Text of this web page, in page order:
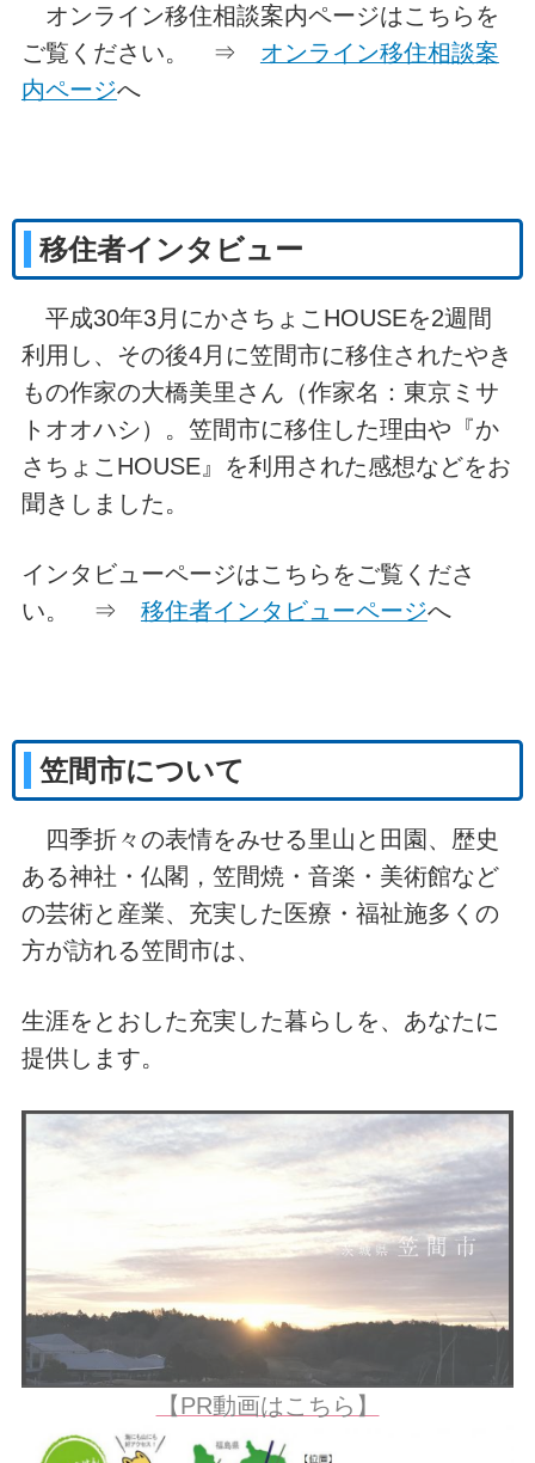
オンライン移住相談案内ページはこちらを
ご覧ください。 ⇒ オンライン移住相談案
内ページへ
移住者インタビュー
平成30年3月にかさちょこHOUSEを2週間
利用し、その後4月に笠間市に移住されたやき
もの作家の大橋美里さん（作家名：東京ミサ
トオオハシ）。笠間市に移住した理由や『か
さちょこHOUSE』を利用された感想などをお
聞きしました。
インタビューページはこちらをご覧くださ
い。 ⇒ 移住者インタビューページへ
笠間市について
四季折々の表情をみせる里山と田園、歴史
ある神社・仏閣，笠間焼・音楽・美術館など
の芸術と産業、充実した医療・福祉施多くの
方が訪れる笠間市は、
生涯をとおした充実した暮らしを、あなたに
提供します。
【PR動画はこちら】